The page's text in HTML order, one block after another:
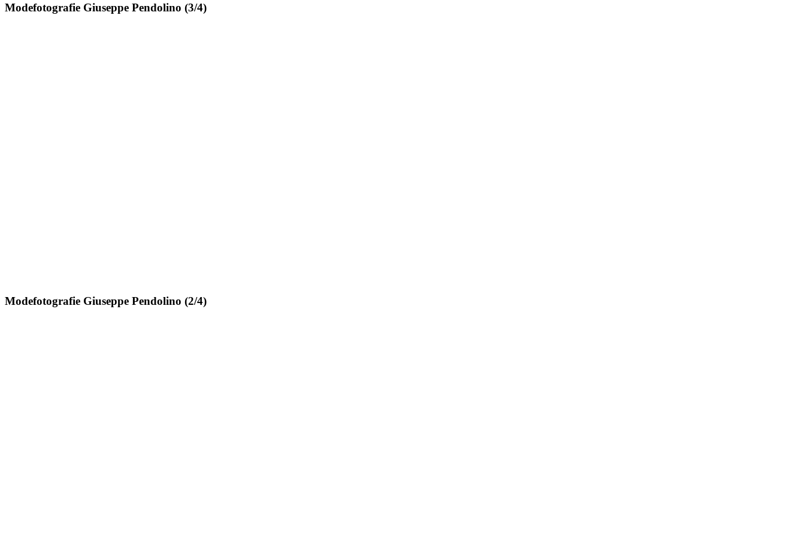
Modefotografie Giuseppe Pendolino (3/4)
Modefotografie Giuseppe Pendolino (2/4)